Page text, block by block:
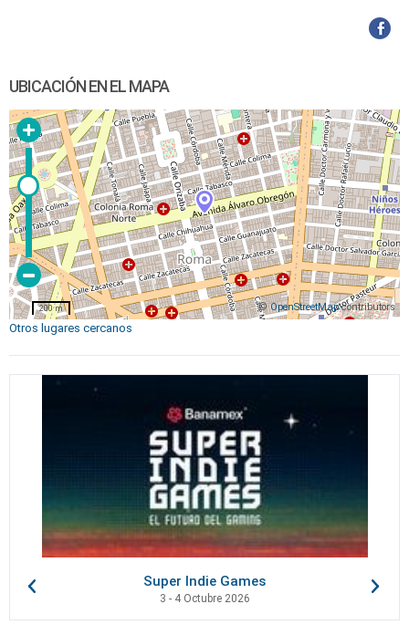
UBICACIÓN EN EL MAPA
©OpenStreetMapcontributors
200 m
Otros lugares cercanos
Super Indie Games
3 - 4 Octubre 2026